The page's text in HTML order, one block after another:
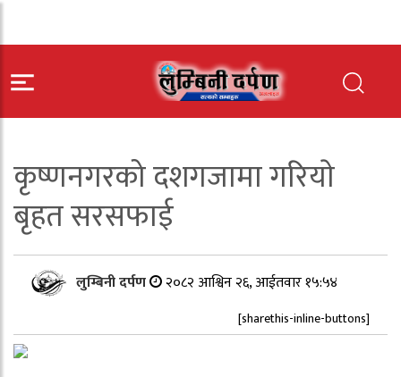
कृष्णनगरको दशगजामा गरियाे
बृहत सरसफाई
लुम्बिनी दर्पण २०८२ आश्विन २६, आईतवार १५:५४
[sharethis-inline-buttons]